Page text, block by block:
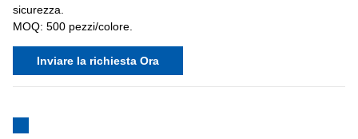
sicurezza.
MOQ: 500 pezzi/colore.
Inviare la richiesta Ora